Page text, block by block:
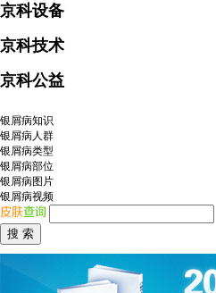
京科设备
京科技术
京科公益
银屑病知识
银屑病人群
银屑病类型
银屑病部位
银屑病图片
银屑病视频